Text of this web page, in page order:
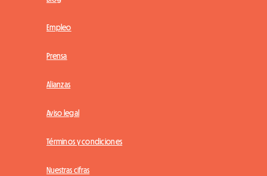
Empleo
Prensa
Alianzas
Aviso legal
Términos y condiciones
Nuestras cifras